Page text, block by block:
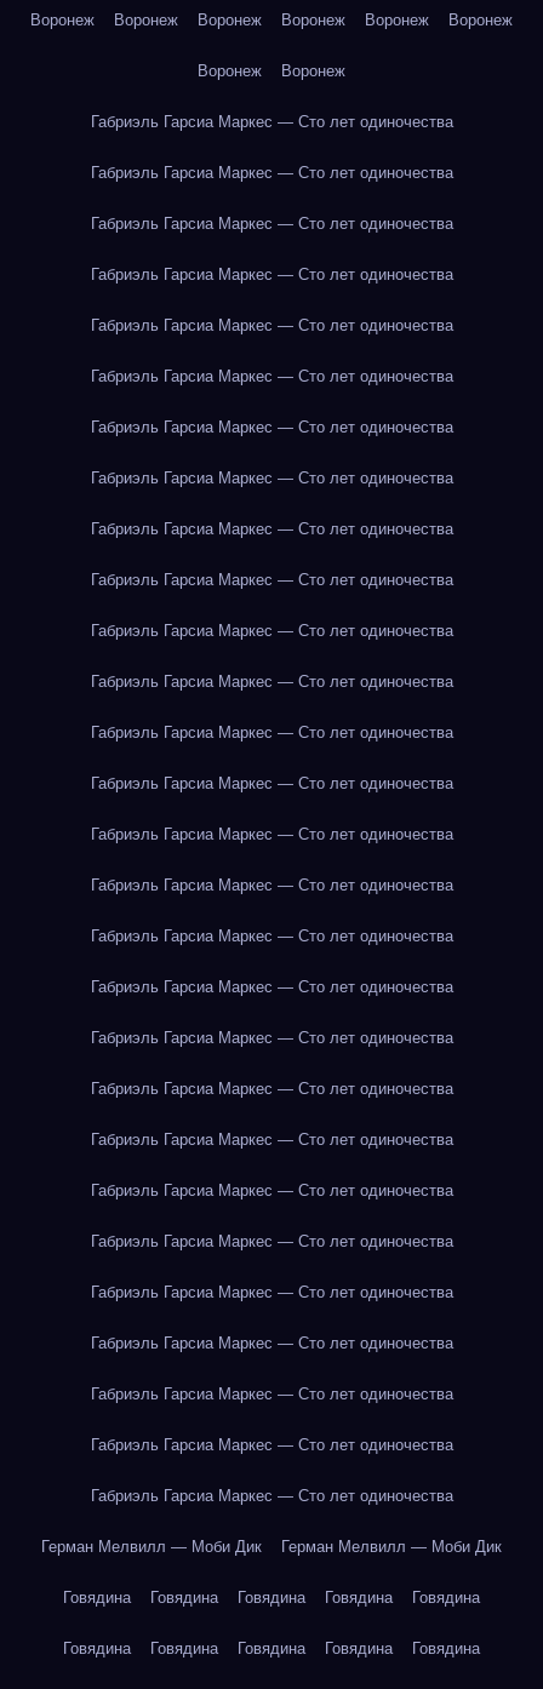
Воронеж Воронеж Воронеж Воронеж Воронеж Воронеж
Воронеж Воронеж
Габриэль Гарсиа Маркес — Сто лет одиночества
Габриэль Гарсиа Маркес — Сто лет одиночества
Габриэль Гарсиа Маркес — Сто лет одиночества
Габриэль Гарсиа Маркес — Сто лет одиночества
Габриэль Гарсиа Маркес — Сто лет одиночества
Габриэль Гарсиа Маркес — Сто лет одиночества
Габриэль Гарсиа Маркес — Сто лет одиночества
Габриэль Гарсиа Маркес — Сто лет одиночества
Габриэль Гарсиа Маркес — Сто лет одиночества
Габриэль Гарсиа Маркес — Сто лет одиночества
Габриэль Гарсиа Маркес — Сто лет одиночества
Габриэль Гарсиа Маркес — Сто лет одиночества
Габриэль Гарсиа Маркес — Сто лет одиночества
Габриэль Гарсиа Маркес — Сто лет одиночества
Габриэль Гарсиа Маркес — Сто лет одиночества
Габриэль Гарсиа Маркес — Сто лет одиночества
Габриэль Гарсиа Маркес — Сто лет одиночества
Габриэль Гарсиа Маркес — Сто лет одиночества
Габриэль Гарсиа Маркес — Сто лет одиночества
Габриэль Гарсиа Маркес — Сто лет одиночества
Габриэль Гарсиа Маркес — Сто лет одиночества
Габриэль Гарсиа Маркес — Сто лет одиночества
Габриэль Гарсиа Маркес — Сто лет одиночества
Габриэль Гарсиа Маркес — Сто лет одиночества
Габриэль Гарсиа Маркес — Сто лет одиночества
Габриэль Гарсиа Маркес — Сто лет одиночества
Габриэль Гарсиа Маркес — Сто лет одиночества
Габриэль Гарсиа Маркес — Сто лет одиночества
Герман Мелвилл — Моби Дик Герман Мелвилл — Моби Дик
Говядина Говядина Говядина Говядина Говядина
Говядина Говядина Говядина Говядина Говядина